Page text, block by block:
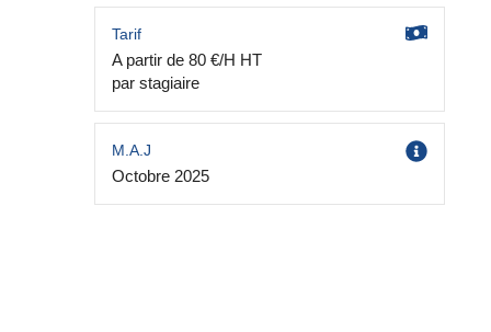
Tarif
A partir de 80 €/H HT
par stagiaire
M.A.J
Octobre 2025